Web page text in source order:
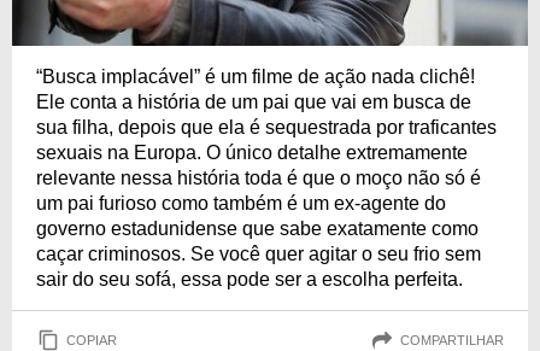
“Busca implacável” é um filme de ação nada clichê!
Ele conta a história de um pai que vai em busca de
sua filha, depois que ela é sequestrada por traficantes
sexuais na Europa. O único detalhe extremamente
relevante nessa história toda é que o moço não só é
um pai furioso como também é um ex-agente do
governo estadunidense que sabe exatamente como
caçar criminosos. Se você quer agitar o seu frio sem
sair do seu sofá, essa pode ser a escolha perfeita.
COPIAR COMPARTILHAR